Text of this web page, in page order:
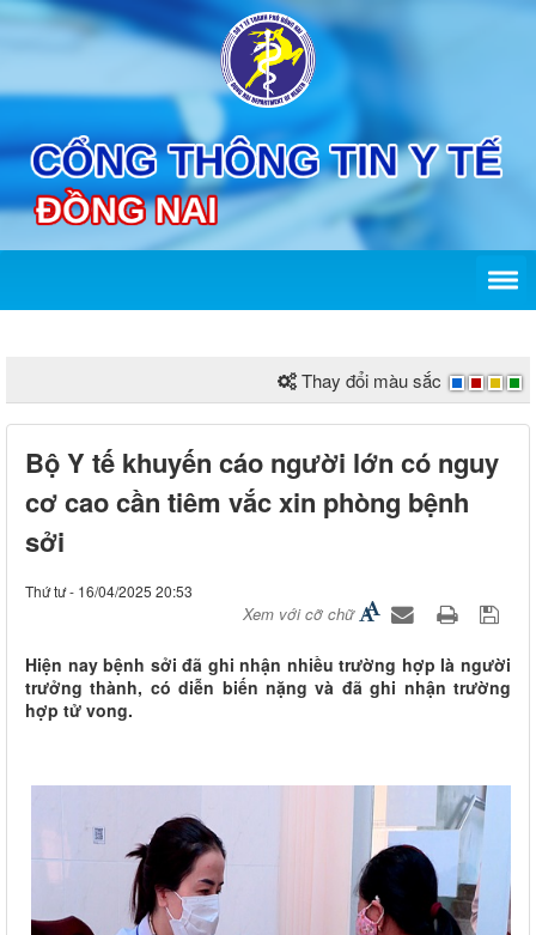
Thay đổi màu sắc
Bộ Y tế khuyến cáo người lớn có nguy
cơ cao cần tiêm vắc xin phòng bệnh
sởi
Thứ tư - 16/04/2025 20:53
Xem với cỡ chữ
Hiện nay bệnh sởi đã ghi nhận nhiều trường hợp là người
trưởng thành, có diễn biến nặng và đã ghi nhận trường
hợp tử vong.